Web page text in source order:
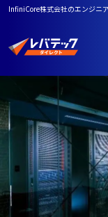
InfiniCore株式会社のエンジニ